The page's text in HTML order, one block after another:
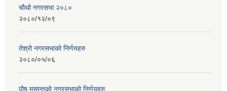
चौथो नगरसभा २०८०
२०८०/१२/०९
तेश्रो नगरसभाको निर्णयहरु
२०८०/०५/०६
पाैष मसान्तको नगरसभाको निर्णयहरु